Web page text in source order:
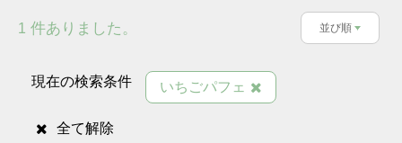
1 件ありました。 並び順
現在の検索条件 いちごパフェ
全て解除